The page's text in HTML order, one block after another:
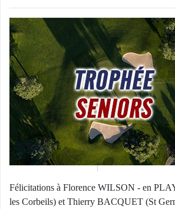
Félicitations à Florence WILSON - en
les Corbeils) et Thierry BACQUET (St